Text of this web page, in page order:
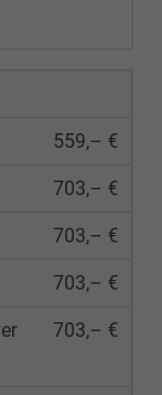
559,– €
703,– €
703,– €
703,– €
703,– €